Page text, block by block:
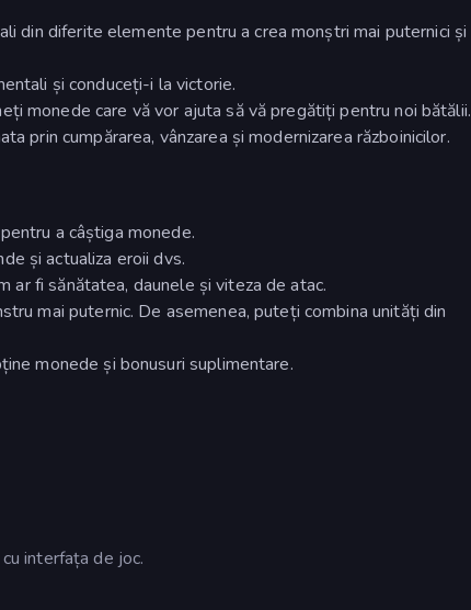
din diferite elemente pentru a crea monștri mai puternici și
și conduceți-i la victorie.
monede care vă vor ajuta să vă pregătiți pentru noi bătălii.
prin cumpărarea, vânzarea și modernizarea războinicilor.
a câștiga monede.
și actualiza eroii dvs.
ar fi sănătatea, daunele și viteza de atac.
mai puternic. De asemenea, puteți combina unități din
monede și bonusuri suplimentare.
interfața de joc.